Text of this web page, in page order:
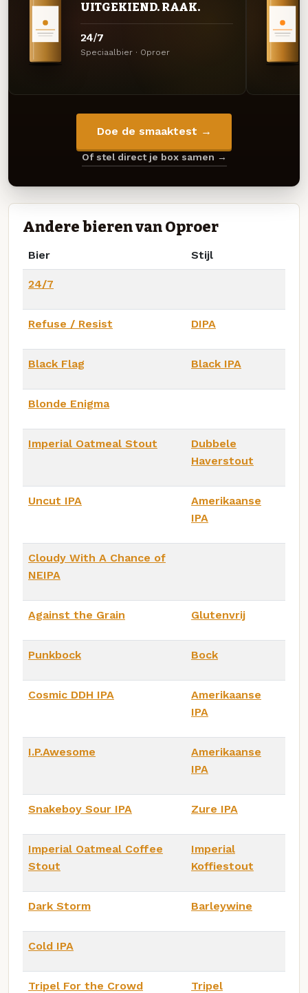
UITGEKIEND. RAAK.
24/7
Speciaalbier · Oproer
Doe de smaaktest →
Of stel direct je box samen →
Andere bieren van Oproer
Bier Stijl
24/7
Refuse / Resist DIPA
Black Flag Black IPA
Blonde Enigma
Imperial Oatmeal Stout
Dubbele
Haverstout
Uncut IPA
Amerikaanse
IPA
Cloudy With A Chance of
NEIPA
Against the Grain Glutenvrij
Punkbock Bock
Cosmic DDH IPA
Amerikaanse
IPA
I.P.Awesome
Amerikaanse
IPA
Snakeboy Sour IPA Zure IPA
Imperial Oatmeal Coffee
Stout
Imperial
Koffiestout
Dark Storm Barleywine
Cold IPA
Tripel For the Crowd Tripel